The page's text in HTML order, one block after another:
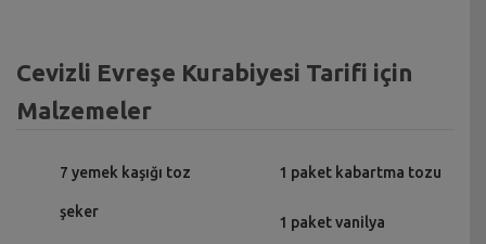
Cevizli Evreşe Kurabiyesi Tarifi için
Malzemeler
7 yemek kaşığı toz
şeker
1 paket kabartma tozu
1 paket vanilya